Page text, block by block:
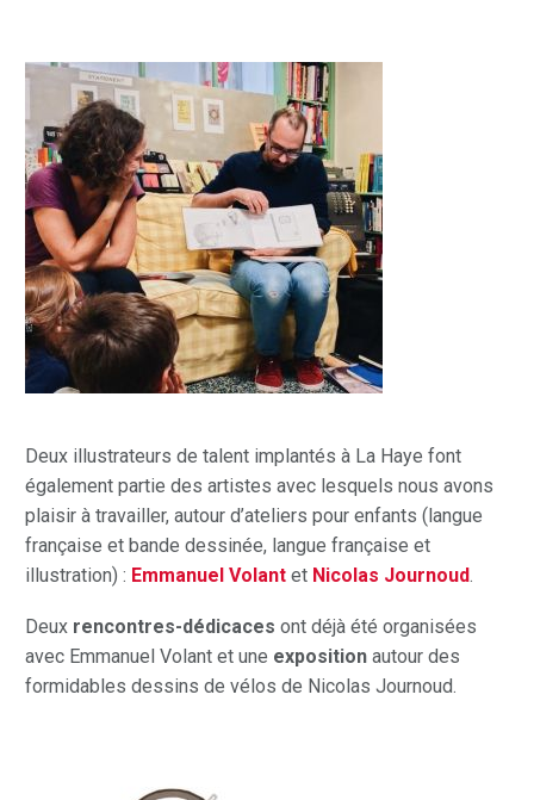
Deux illustrateurs de talent implantés à La Haye font
également partie des artistes avec lesquels nous avons
plaisir à travailler, autour d’ateliers pour enfants (langue
française et bande dessinée, langue française et
illustration) : Emmanuel Volant et Nicolas Journoud.
Deux rencontres-dédicaces ont déjà été organisées
avec Emmanuel Volant et une exposition autour des
formidables dessins de vélos de Nicolas Journoud.